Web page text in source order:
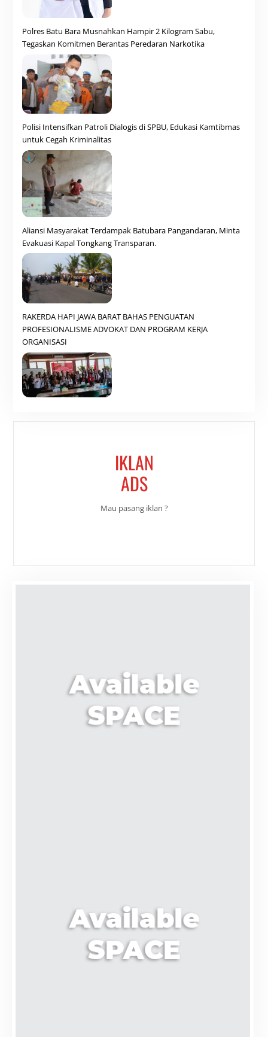
Polres Batu Bara Musnahkan Hampir 2 Kilogram Sabu,
Tegaskan Komitmen Berantas Peredaran Narkotika
Polisi Intensifkan Patroli Dialogis di SPBU, Edukasi Kamtibmas
untuk Cegah Kriminalitas
Aliansi Masyarakat Terdampak Batubara Pangandaran, Minta
Evakuasi Kapal Tongkang Transparan.
RAKERDA HAPI JAWA BARAT BAHAS PENGUATAN
PROFESIONALISME ADVOKAT DAN PROGRAM KERJA
ORGANISASI
IKLAN
ADS
Mau pasang iklan ?